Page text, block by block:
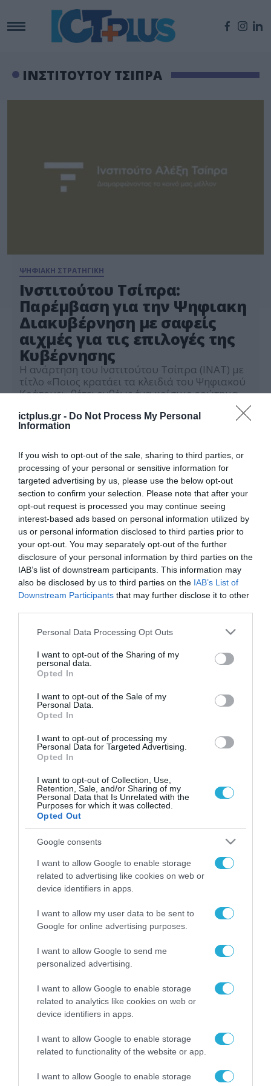
ictplus.gr - Do Not Process My Personal
Information
If you wish to opt-out of the sale, sharing to third parties, or
processing of your personal or sensitive information for
targeted advertising by us, please use the below opt-out
section to confirm your selection. Please note that after your
opt-out request is processed you may continue seeing
interest-based ads based on personal information utilized by
us or personal information disclosed to third parties prior to
your opt-out. You may separately opt-out of the further
disclosure of your personal information by third parties on the
IAB’s list of downstream participants. This information may
also be disclosed by us to third parties on the IAB’s List of
Downstream Participants that may further disclose it to other
Please note that this website/app uses one or more Google
not limited to your visit or usage behaviour. You may click to
grant or deny consent to Google and its third-party tags to
use your data for below specified purposes in below Google
consent section.
Personal Data Processing Opt Outs
I want to opt-out of the Sharing of my
personal data.
Opted In
I want to opt-out of the Sale of my
Personal Data.
Opted In
I want to opt-out of processing my
Personal Data for Targeted Advertising.
Opted In
I want to opt-out of Collection, Use,
Retention, Sale, and/or Sharing of my
Personal Data that Is Unrelated with the
Purposes for which it was collected.
Opted Out
Google consents
I want to allow Google to enable storage
related to advertising like cookies on web or
device identifiers in apps.
I want to allow my user data to be sent to
Google for online advertising purposes.
I want to allow Google to send me
personalized advertising.
I want to allow Google to enable storage
related to analytics like cookies on web or
device identifiers in apps.
I want to allow Google to enable storage
related to functionality of the website or app.
I want to allow Google to enable storage
ΙΝΣΤΙΤΟΥΤΟΥ ΤΣΙΠΡΑ
ΨΗΦΙΑΚΗ ΣΤΡΑΤΗΓΙΚΗ
Ινστιτούτου Τσίπρα:
Παρέμβαση για την Ψηφιακη
Διακυβέρνηση με σαφείς
αιχμές για τις επιλογές της
Κυβέρνησης
Η ανάρτηση του Ινστιτούτου Τσίπρα (ΙΝΑΤ) με
τίτλο «Ποιος κρατάει τα κλειδιά του Ψηφιακού
Κράτους;» θέτει ευθέως ένα κρίσιμο ερώτημα
εξουσίας: ποιος ελέγχει πραγματικά το ψηφιακό
κράτος, το ίδιο το κράτος ή οι ιδιωτικοί
τεχνολογικοί πάροχοι που το στηρίζουν. Πίσω
μετασχηματισμό αναδεικνύεται μια βαθύτερη
πολιτική πραγματικότητα, όπου η […]
ΡΟΗ ΕΙΔΗΣΕΩΝ
Το χρηματοδοτούμενο
από την ΕΕ έργο “The
Gaming Police”
ενισχύει την ασφάλεια
των παιδιών στο
διαδίκτυο
ΑΑΔΕ: Διευκρινίσεις
παραβάσεις που
αφορούν τους ΦΗΜ
31.07.2026
Σ. Καλαφάτης: «Η
Τεχνητή Νοημοσύνη
δεν είναι απλώς μια
νέα τεχνολογία, είναι
μια νέα βιομηχανική
επανάσταση»
31.07.2026
για τη χρηματοδότηση